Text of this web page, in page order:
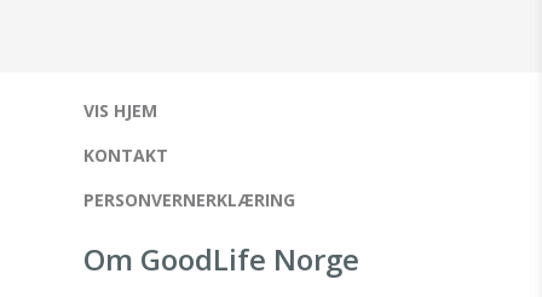
VIS HJEM
KONTAKT
PERSONVERNERKLÆRING
Om GoodLife Norge